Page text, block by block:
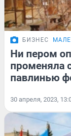
БИЗНЕС
Ни пером
променяла
павлинью
30 апреля, 2023,